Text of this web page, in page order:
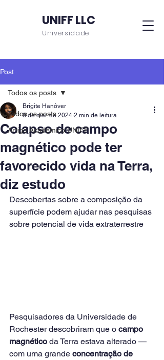
UNIFF LLC
Universidade
Post
Todos os posts
Artigo Acadêmico UNIFF
Todos os posts
Colapso de campo
magnético pode ter
favorecido vida na Terra,
diz estudo
Brigite Hanôver
8 de mai. de 2024 2 min de leitura
Descobertas sobre a composição da
superfície podem ajudar nas pesquisas
sobre potencial de vida extraterrestre
Pesquisadores da Universidade de
Rochester descobriram que o campo
magnético da Terra estava alterado —
com uma grande concentração de